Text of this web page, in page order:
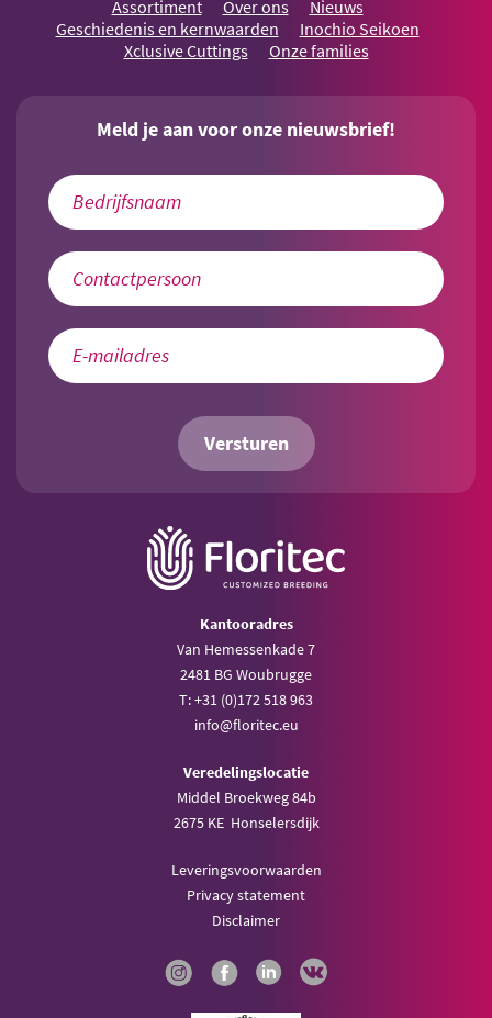
Assortiment Over ons
Nieuws
Geschiedenis en kernwaarden
Inochio Seikoen
Xclusive Cuttings
Onze families
Meld je aan voor onze nieuwsbrief!
Versturen
Kantooradres
Van Hemessenkade 7
2481 BG Woubrugge
T: +31 (0)172 518 963
info@floritec.eu
Veredelingslocatie
Middel Broekweg 84b
2675 KE Honselersdijk
Leveringsvoorwaarden
Privacy statement
Disclaimer